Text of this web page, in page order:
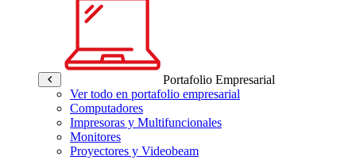
Portafolio Empresarial
Ver todo en portafolio empresarial
Computadores
Impresoras y Multifuncionales
Monitores
Proyectores y Videobeam